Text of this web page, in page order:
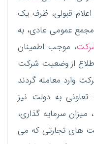
قبولی، ظرف یک
مجمع عمومی عادی، به
، موجب اطمینان
از وضعیت شرکت
وارد معامله گردند
به دولت نیز
سرمایه گذاری،
های تجارتی که می